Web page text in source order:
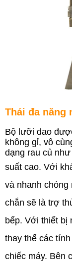
Thái đa năng
Bộ lưỡi dao
không gỉ, vô
dạng rau củ
suất cao. Với
và nhanh chóng
chắn sẽ là trợ
bếp. Với thiết bị
thay thế các
chiếc máy. Bên